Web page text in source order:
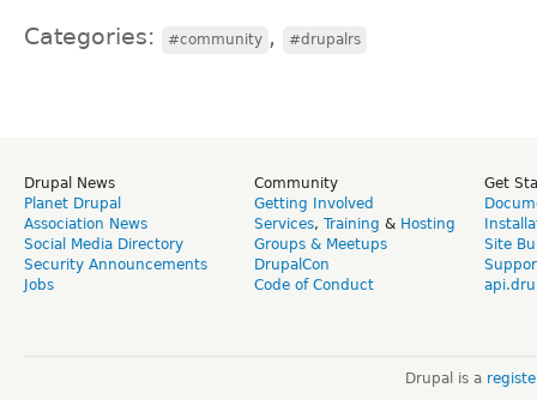
Categories: #community , #drupalrs
Drupal News
Planet Drupal
Association News
Social Media Directory
Security Announcements
Jobs
Community
Getting Involved
Services, Training & Hosting
Groups & Meetups
DrupalCon
Code of Conduct
Get
Site
Drupal is a